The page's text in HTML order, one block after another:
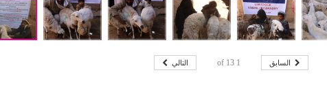
السابق 1
of
13 التالي